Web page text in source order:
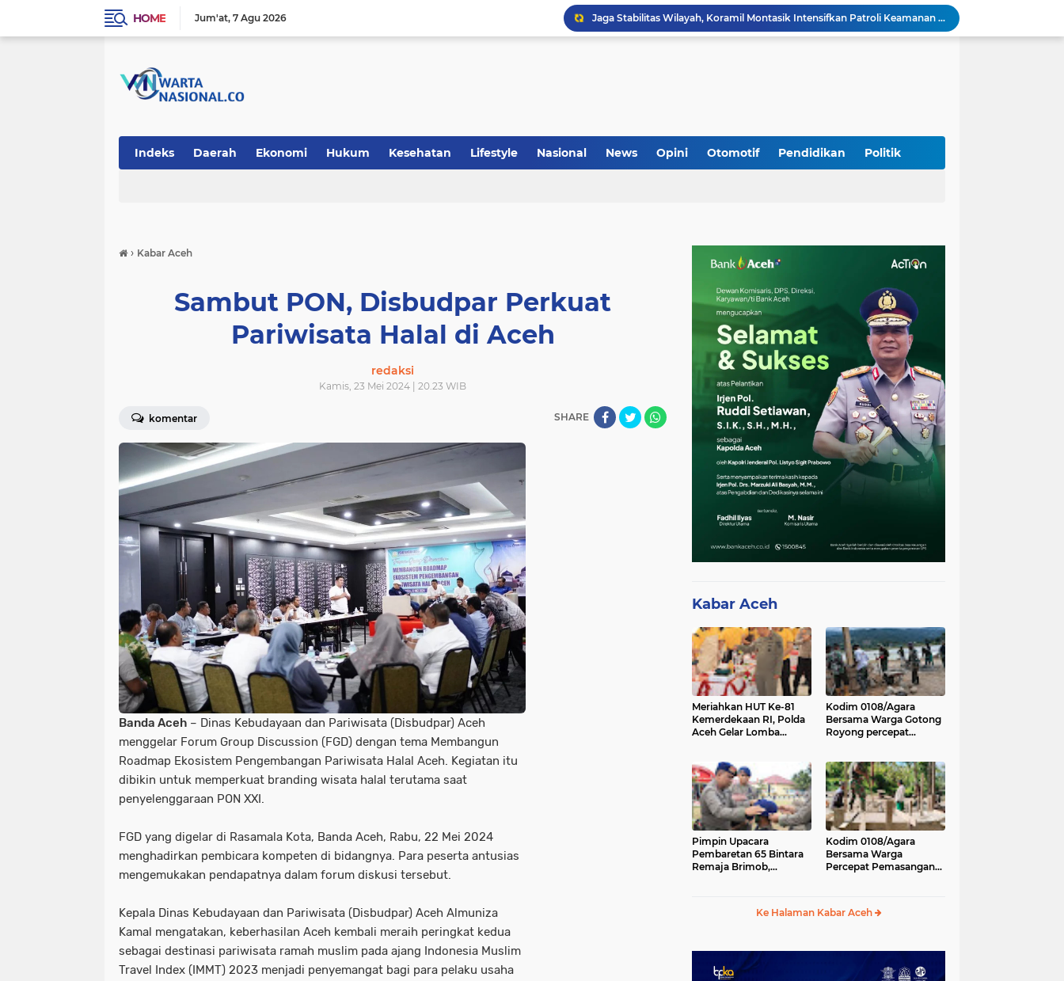
HOME Jum'at 7 Agu 2026
Jaga Stabilitas Wilayah, Koramil Montasik Intensifkan Patroli Keamanan di Desa Binaan
Pimpin Upacara Pembaretan 65 Bintara Remaja Brimob, Kapolda Aceh: Baret Adalah Simbol Kehormatan
Kodim 0108/Agara Bersama Warga Gotong Royong percepat pembangunan Jembatan Gantung di Desa Gulo Aceh Tenggara
Indeks Daerah Ekonomi Hukum Kesehatan Lifestyle Nasional News Opini Otomotif Pendidikan Politik
› Kabar Aceh
Sambut PON, Disbudpar Perkuat
Pariwisata Halal di Aceh
redaksi
Kamis, 23 Mei 2024 | 20.23 WIB
komentar SHARE
Banda Aceh – Dinas Kebudayaan dan Pariwisata (Disbudpar) Aceh
menggelar Forum Group Discussion (FGD) dengan tema Membangun
Roadmap Ekosistem Pengembangan Pariwisata Halal Aceh. Kegiatan itu
dibikin untuk memperkuat branding wisata halal terutama saat
penyelenggaraan PON XXI.
FGD yang digelar di Rasamala Kota, Banda Aceh, Rabu, 22 Mei 2024
menghadirkan pembicara kompeten di bidangnya. Para peserta antusias
mengemukakan pendapatnya dalam forum diskusi tersebut.
Kepala Dinas Kebudayaan dan Pariwisata (Disbudpar) Aceh Almuniza
Kamal mengatakan, keberhasilan Aceh kembali meraih peringkat kedua
sebagai destinasi pariwisata ramah muslim pada ajang Indonesia Muslim
Travel Index (IMMT) 2023 menjadi penyemangat bagi para pelaku usaha
Kabar Aceh
Meriahkan HUT Ke-81
Kemerdekaan RI, Polda
Aceh Gelar Lomba
Kodim 0108/Agara
Bersama Warga Gotong
Royong percepat
Desa Gulo Aceh
Tenggara
Pimpin Upacara
Pembaretan 65 Bintara
Remaja Brimob,
Kodim 0108/Agara
Bersama Warga
Percepat Pemasangan
Ke Halaman Kabar Aceh